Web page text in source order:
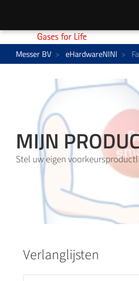
Messer BV eHardwareNlNl
MIJN
Stel uw eigen
Verlanglijsten